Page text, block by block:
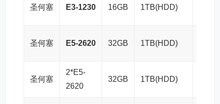
圣何塞 E3-1230 16GB 1TB(HDD)
圣何塞 E5-2620 32GB 1TB(HDD)
圣何塞
2*E5-
2620
32GB 1TB(HDD)